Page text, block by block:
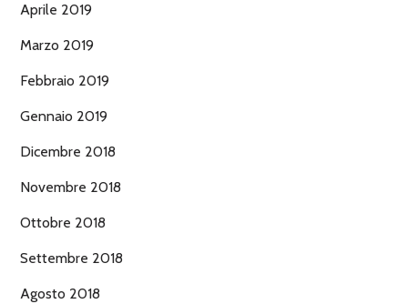
Aprile 2019
Marzo 2019
Febbraio 2019
Gennaio 2019
Dicembre 2018
Novembre 2018
Ottobre 2018
Settembre 2018
Agosto 2018